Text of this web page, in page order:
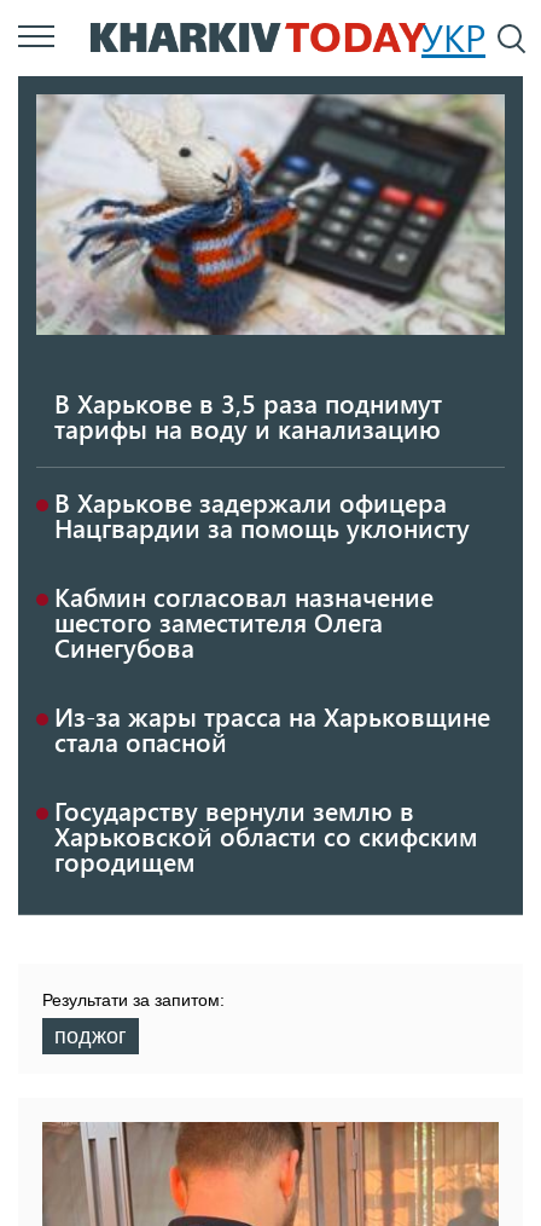
Перейти
к
содержанию
УКР
В Харькове в 3,5 раза поднимут
тарифы на воду и канализацию
В Харькове задержали офицера
Нацгвардии за помощь уклонисту
Кабмин согласовал назначение
шестого заместителя Олега
Синегубова
Из-за жары трасса на Харьковщине
стала опасной
Государству вернули землю в
Харьковской области со скифским
городищем
Результати за запитом:
поджог